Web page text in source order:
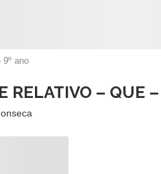
ano
RELATIVO – QUE